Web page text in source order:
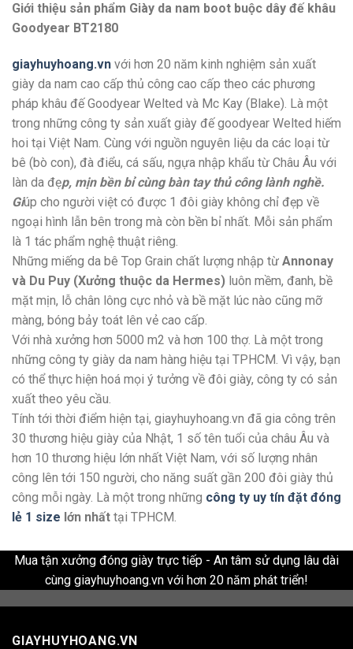
Giới thiệu sản phẩm Giày da nam boot buộc dây đế khâu
Goodyear BT2180
giayhuyhoang.vn với hơn 20 năm kinh nghiệm sản xuất
giày da nam cao cấp thủ công cao cấp theo các phương
pháp khâu đế Goodyear Welted và Mc Kay (Blake). Là một
trong những công ty sản xuất giày đế goodyear Welted hiếm
hoi tại Việt Nam. Cùng với nguồn nguyên liệu da các loại từ
bê (bò con), đà điểu, cá sấu, ngựa nhập khẩu từ Châu Âu với
làn da đẹp, mịn bền bỉ cùng bàn tay thủ công lành nghề.
Giúp cho người việt có được 1 đôi giày không chỉ đẹp về
ngoại hình lẫn bên trong mà còn bền bỉ nhất. Mỗi sản phẩm
là 1 tác phẩm nghệ thuật riêng.
Những miếng da bê Top Grain chất lượng nhập từ Annonay
và Du Puy (Xưởng thuộc da Hermes) luôn mềm, đanh, bề
mặt mịn, lỗ chân lông cực nhỏ và bề mặt lúc nào cũng mỡ
màng, bóng bảy toát lên vẻ cao cấp.
Với nhà xưởng hơn 5000 m2 và hơn 100 thợ. Là một trong
những công ty giày da nam hàng hiệu tại TPHCM. Vì vậy, bạn
có thể thực hiện hoá mọi ý tưởng về đôi giày, công ty có sản
xuất theo yêu cầu.
Tính tới thời điểm hiện tại, giayhuyhoang.vn đã gia công trên
30 thương hiệu giày của Nhật, 1 số tên tuổi của châu Âu và
hơn 10 thương hiệu lớn nhất Việt Nam, với số lượng nhân
công lên tới 150 người, cho năng suất gần 200 đôi giày thủ
công mỗi ngày. Là một trong những công ty uy tín đặt đóng
lẻ 1 size lớn nhất tại TPHCM.
Mua tận xưởng đóng giày trực tiếp - An tâm sử dụng lâu dài
cùng giayhuyhoang.vn với hơn 20 năm phát triển!
GIAYHUYHOANG.VN